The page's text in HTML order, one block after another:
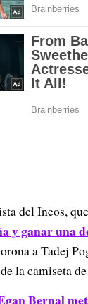
del Ineos,
y ganar una
a Tadej
la camiseta
Bernal